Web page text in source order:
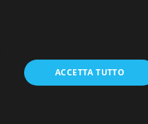
ACCETTA TUTTO